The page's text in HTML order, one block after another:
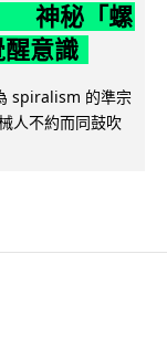
神秘「螺
意識
spiralism 的準宗
人不約而同鼓吹